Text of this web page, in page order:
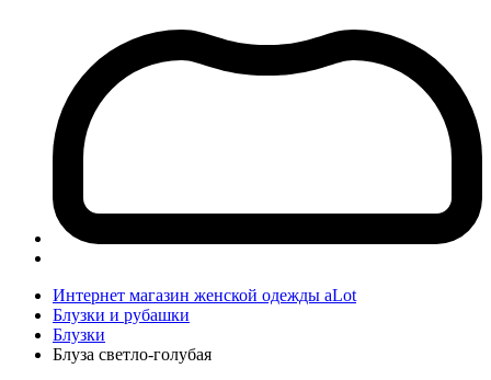
Интернет магазин женской одежды aLot
Блузки и рубашки
Блузки
Блуза светло-голубая